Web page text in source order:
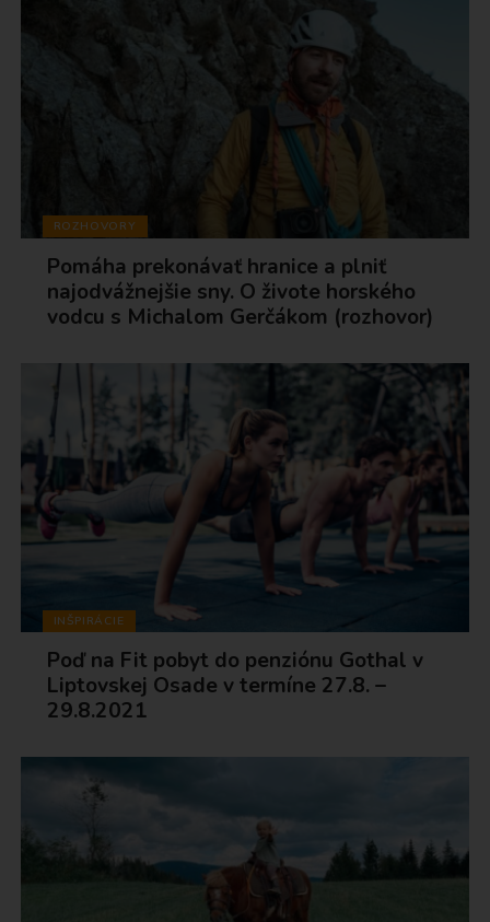
ROZHOVORY
Pomáha prekonávať hranice a plniť
najodvážnejšie sny. O živote horského
vodcu s Michalom Gerčákom (rozhovor)
INŠPIRÁCIE
Poď na Fit pobyt do penziónu Gothal v
Liptovskej Osade v termíne 27.8. –
29.8.2021